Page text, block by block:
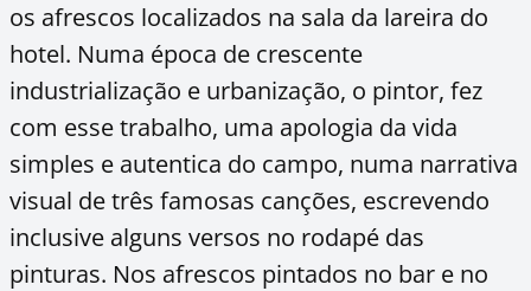
os afrescos localizados na sala da lareira do
hotel. Numa época de crescente
industrialização e urbanização, o pintor, fez
com esse trabalho, uma apologia da vida
simples e autentica do campo, numa narrativa
visual de três famosas canções, escrevendo
inclusive alguns versos no rodapé das
pinturas. Nos afrescos pintados no bar e no